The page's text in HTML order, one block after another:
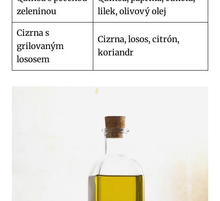
zeleninou
lilek, olivový olej
Cizrna s
grilovaným
lososem
Cizrna, losos, citrón,
koriandr